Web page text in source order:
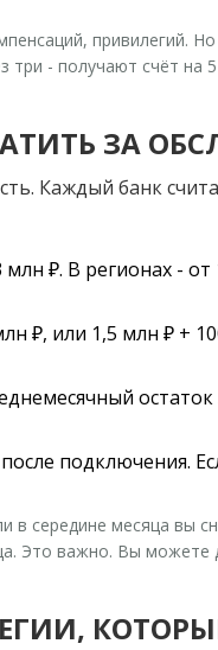
привилегий.
- получают счёт
ЗА
Каждый банк
₽. В регионах -
₽, или 1,5 млн ₽ +
подключения.
в середине месяца вы
Это важно. Вы